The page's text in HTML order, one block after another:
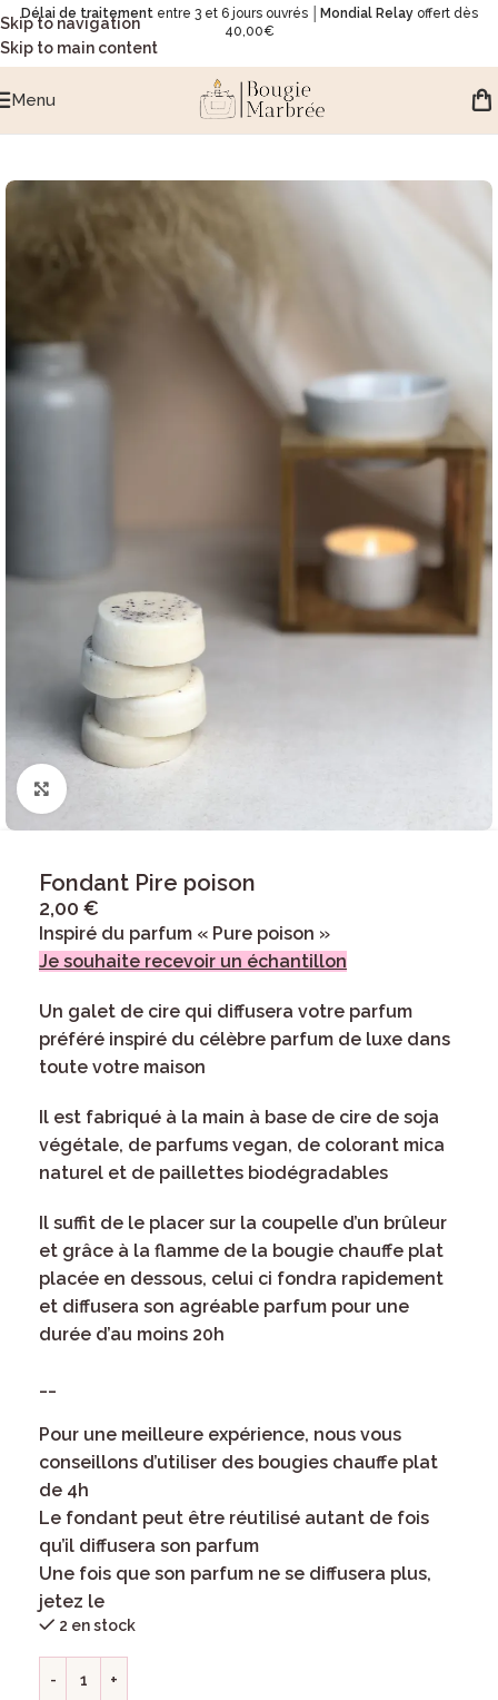
Skip to navigation
Skip to main content
Délai de traitemententre 3 et 6 jours ouvrés │ Mondial Relayoffert dès
40,00€
Menu
Click to enlarge
Fondant Pire poison
2,00 €
Inspiré du parfum « Pure poison »
Je souhaite recevoir un échantillon
Un galet de cire qui diffusera votre parfum
préféré inspiré du célèbre parfum de luxe dans
toute votre maison
Il est fabriqué à la main à base de cire de soja
végétale, de parfums vegan, de colorant mica
naturel et de paillettes biodégradables
Il suffit de le placer sur la coupelle d’un brûleur
et grâce à la flamme de la bougie chauffe plat
placée en dessous, celui ci fondra rapidement
et diffusera son agréable parfum pour une
durée d’au moins 20h
Pour une meilleure expérience, nous vous
conseillons d’utiliser des bougies chauffe plat
de 4h
Le fondant peut être réutilisé autant de fois
qu’il diffusera son parfum
Une fois que son parfum ne se diffusera plus,
jetez le
2 en stock